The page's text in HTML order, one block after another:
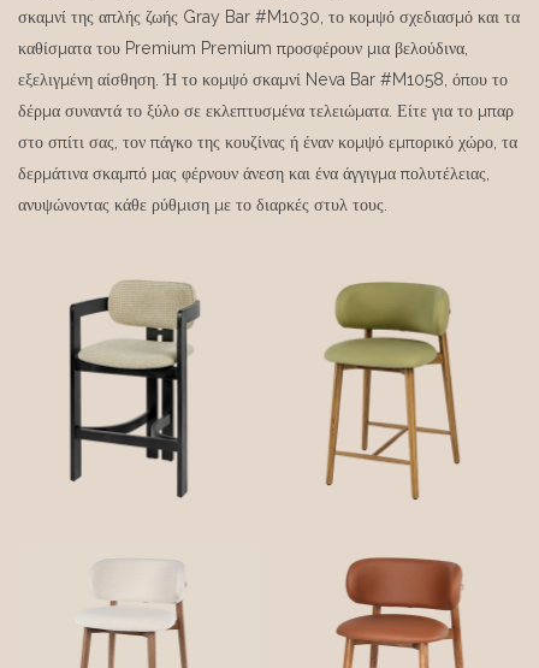
σκαμνί της απλής ζωής Gray Bar #M1030, το κομψό σχεδιασμό και τα
καθίσματα του Premium Premium προσφέρουν μια βελούδινα,
εξελιγμένη αίσθηση. Ή το κομψό σκαμνί Neva Bar #M1058, όπου το
δέρμα συναντά το ξύλο σε εκλεπτυσμένα τελειώματα. Είτε για το μπαρ
στο σπίτι σας, τον πάγκο της κουζίνας ή έναν κομψό εμπορικό χώρο, τα
δερμάτινα σκαμπό μας φέρνουν άνεση και ένα άγγιγμα πολυτέλειας,
ανυψώνοντας κάθε ρύθμιση με το διαρκές στυλ τους.